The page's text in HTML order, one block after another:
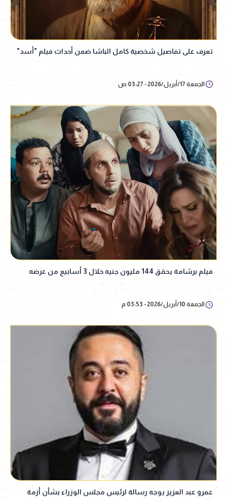
تعرف على تفاصيل شخصية كامل الباشا ضمن أحداث فيلم "أسد"
الجمعة 17/أبريل/2026 - 03:27 ص
فيلم برشامة يحقق 144 مليون جنيه خلال 3 أسابيع من عرضه
الجمعة 10/أبريل/2026 - 03:53 م
عمرو عبد العزيز يوجه رسالة لرئيس مجلس الوزراء بشأن أزمة